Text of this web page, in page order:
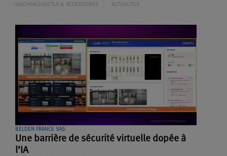
MACHINES-OUTILS & ACCESSOIRES ACTUALITES
BELDEN FRANCE SAS
Une barrière de sécurité virtuelle dopée à
l’IA